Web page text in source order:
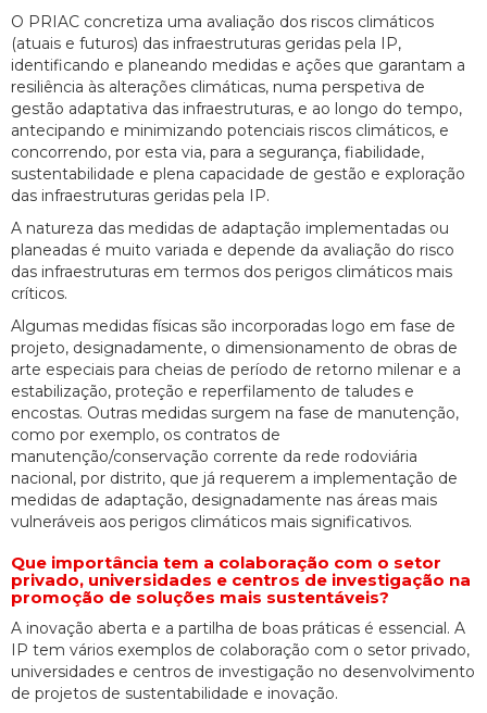
O PRIAC concretiza uma avaliação dos riscos climáticos
(atuais e futuros) das infraestruturas geridas pela IP,
identificando e planeando medidas e ações que garantam a
resiliência às alterações climáticas, numa perspetiva de
gestão adaptativa das infraestruturas, e ao longo do tempo,
antecipando e minimizando potenciais riscos climáticos, e
concorrendo, por esta via, para a segurança, fiabilidade,
sustentabilidade e plena capacidade de gestão e exploração
das infraestruturas geridas pela IP.
A natureza das medidas de adaptação implementadas ou
planeadas é muito variada e depende da avaliação do risco
das infraestruturas em termos dos perigos climáticos mais
críticos.
Algumas medidas físicas são incorporadas logo em fase de
projeto, designadamente, o dimensionamento de obras de
arte especiais para cheias de período de retorno milenar e a
estabilização, proteção e reperfilamento de taludes e
encostas. Outras medidas surgem na fase de manutenção,
como por exemplo, os contratos de
manutenção/conservação corrente da rede rodoviária
nacional, por distrito, que já requerem a implementação de
medidas de adaptação, designadamente nas áreas mais
vulneráveis aos perigos climáticos mais significativos.
Que importância tem a colaboração com o setor
privado, universidades e centros de investigação na
promoção de soluções mais sustentáveis?
A inovação aberta e a partilha de boas práticas é essencial. A
IP tem vários exemplos de colaboração com o setor privado,
universidades e centros de investigação no desenvolvimento
de projetos de sustentabilidade e inovação.